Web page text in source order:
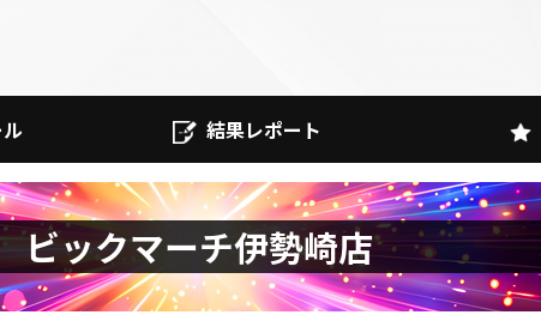
結果レポート
ビックマーチ伊勢崎店